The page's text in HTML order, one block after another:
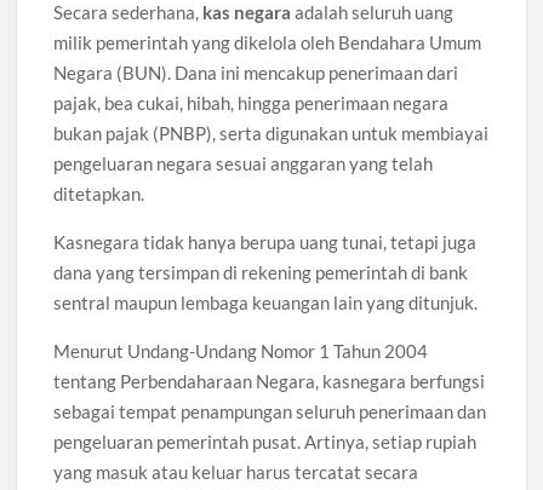
Secara sederhana, kas negara adalah seluruh uang
milik pemerintah yang dikelola oleh Bendahara Umum
Negara (BUN). Dana ini mencakup penerimaan dari
pajak, bea cukai, hibah, hingga penerimaan negara
bukan pajak (PNBP), serta digunakan untuk membiayai
pengeluaran negara sesuai anggaran yang telah
ditetapkan.
Kasnegara tidak hanya berupa uang tunai, tetapi juga
dana yang tersimpan di rekening pemerintah di bank
sentral maupun lembaga keuangan lain yang ditunjuk.
Menurut Undang-Undang Nomor 1 Tahun 2004
tentang Perbendaharaan Negara, kasnegara berfungsi
sebagai tempat penampungan seluruh penerimaan dan
pengeluaran pemerintah pusat. Artinya, setiap rupiah
yang masuk atau keluar harus tercatat secara